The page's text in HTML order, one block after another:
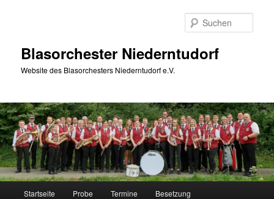
Blasorchester Niederntudorf
Website des Blasorchesters Niederntudorf e.V.
Startseite Probe Termine Besetzung